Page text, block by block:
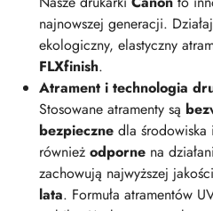
najnowszej generacji.
ekologiczny, elastyczny
FLXfinish.
Atrament i technologia
Stosowane atramenty są
bezpieczne dla środowiska
również odporne na
zachowują najwyższej jakości
lata. Formuła atramentów